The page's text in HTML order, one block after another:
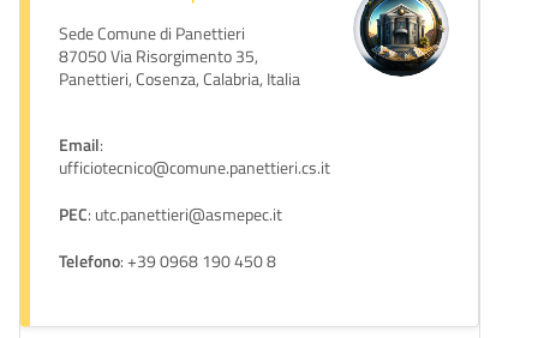
Sede Comune di Panettieri
87050 Via Risorgimento 35,
Panettieri, Cosenza, Calabria, Italia
Email:
ufficiotecnico@comune.panettieri.cs.it
PEC: utc.panettieri@asmepec.it
Telefono: +39 0968 190 450 8